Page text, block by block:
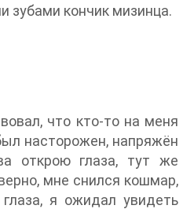
зубами кончик мизинца.
что кто-то на меня
насторожен, напряжён
открою глаза, тут же
мне снился кошмар,
я ожидал увидеть